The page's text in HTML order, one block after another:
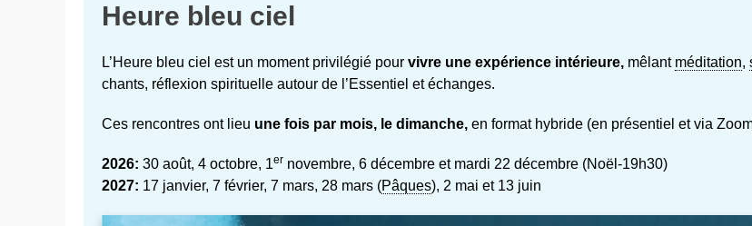
Heure bleu ciel
L’Heure bleu ciel est un moment privilégié pour vivre une expérience intérieure, mêlant méditation,
chants, réflexion spirituelle autour de l’Essentiel et échanges.
Ces rencontres ont lieu une fois par mois, le dimanche, en format hybride (en présentiel et via
2026: 30 août, 4 octobre, 1er novembre, 6 décembre et mardi 22 décembre (Noël-19h30)
2027: 17 janvier, 7 février, 7 mars, 28 mars (Pâques), 2 mai et 13 juin